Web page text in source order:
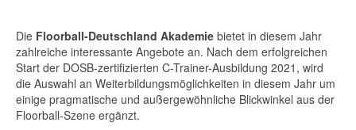
Die Floorball-Deutschland Akademie bietet in diesem Jahr
zahlreiche interessante Angebote an. Nach dem erfolgreichen
Start der DOSB-zertifizierten C-Trainer-Ausbildung 2021, wird
die Auswahl an Weiterbildungsmöglichkeiten in diesem Jahr um
einige pragmatische und außergewöhnliche Blickwinkel aus der
Floorball-Szene ergänzt.